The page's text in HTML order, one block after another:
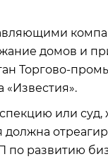
домов и
Торгово-
«Известия».
или
по развитию